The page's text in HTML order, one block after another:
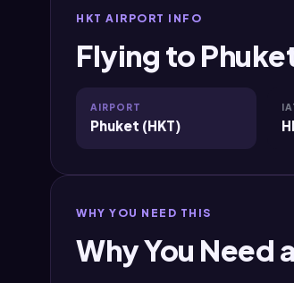
HKT AIRPORT INFO
Flying to
AIRPORT
Phuket (HKT)
WHY YOU NEED THIS
Why You Need